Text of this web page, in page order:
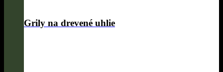
Grily na drevené uhlie